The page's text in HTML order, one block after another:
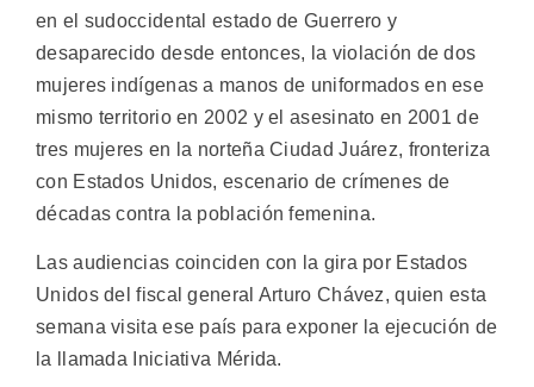
en el sudoccidental estado de Guerrero y
desaparecido desde entonces, la violación de dos
mujeres indígenas a manos de uniformados en ese
mismo territorio en 2002 y el asesinato en 2001 de
tres mujeres en la norteña Ciudad Juárez, fronteriza
con Estados Unidos, escenario de crímenes de
décadas contra la población femenina.
Las audiencias coinciden con la gira por Estados
Unidos del fiscal general Arturo Chávez, quien esta
semana visita ese país para exponer la ejecución de
la llamada Iniciativa Mérida.